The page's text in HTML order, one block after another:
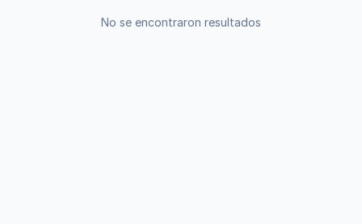
No se encontraron resultados